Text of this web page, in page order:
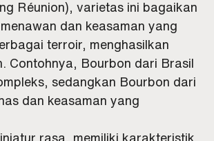
Réunion), varietas ini bagaikan
dan keasaman yang
terroir, menghasilkan
Contohnya, Bourbon dari Brasil
sedangkan Bourbon dari
dan keasaman yang
rasa, memiliki karakteristik